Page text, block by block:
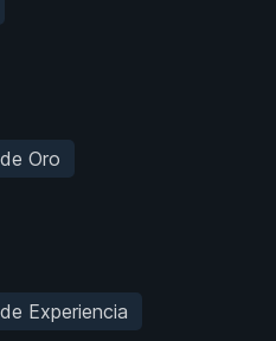
Oro
Experiencia